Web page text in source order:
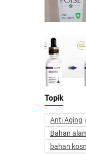
Topik
Anti Aging
Bahan
bahan